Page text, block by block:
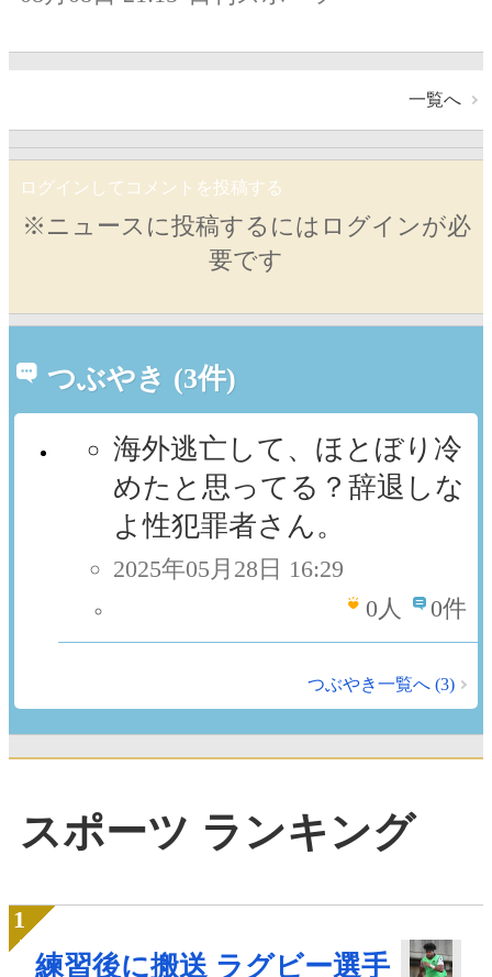
一覧へ
ログインしてコメントを投稿する
※ニュースに投稿するにはログインが必
要です
つぶやき (3件)
海外逃亡して、ほとぼり冷
めたと思ってる？辞退しな
よ性犯罪者さん。
2025年05月28日 16:29
0 人 0件
つぶやき一覧へ (3)
スポーツ ランキング
練習後に搬送 ラグビー選手